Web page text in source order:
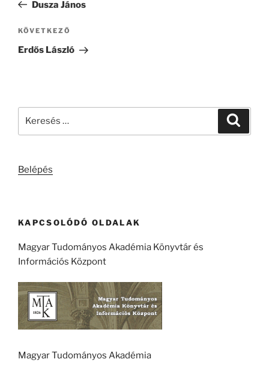
Dusza János
Következő
bejegyzés
KÖVETKEZŐ
Erdős László
Belépés
KAPCSOLÓDÓ OLDALAK
Magyar Tudományos Akadémia Könyvtár és
Információs Központ
Magyar Tudományos Akadémia